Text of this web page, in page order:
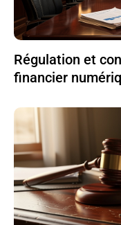
Régulation et
financier